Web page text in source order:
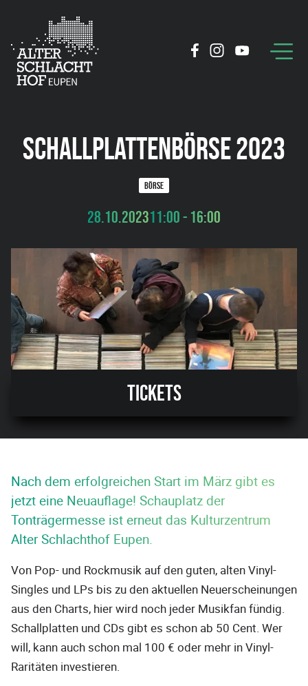
SCHALLPLATTENBÖRSE 2023
BÖRSE
28.10.202311:00 - 16:00
Tickets
Nach dem erfolgreichen Start im März gibt es
jetzt eine Neuauflage! Schauplatz der
Tonträgermesse ist erneut das Kulturzentrum
Alter Schlachthof Eupen.
Von Pop- und Rockmusik auf den guten, alten Vinyl-
Singles und LPs bis zu den aktuellen Neuerscheinungen
aus den Charts, hier wird noch jeder Musikfan fündig.
Schallplatten und CDs gibt es schon ab 50 Cent. Wer
will, kann auch schon mal 100 € oder mehr in Vinyl-
Raritäten investieren.